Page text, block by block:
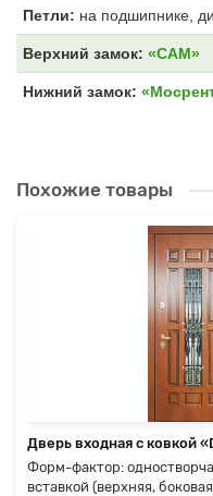
Петли: на подшипнике,
Верхний замок: «САМ»
Нижний замок:
Похожие товары
Дверь входная с ковкой
Форм-фактор:
вставкой (верхняя,